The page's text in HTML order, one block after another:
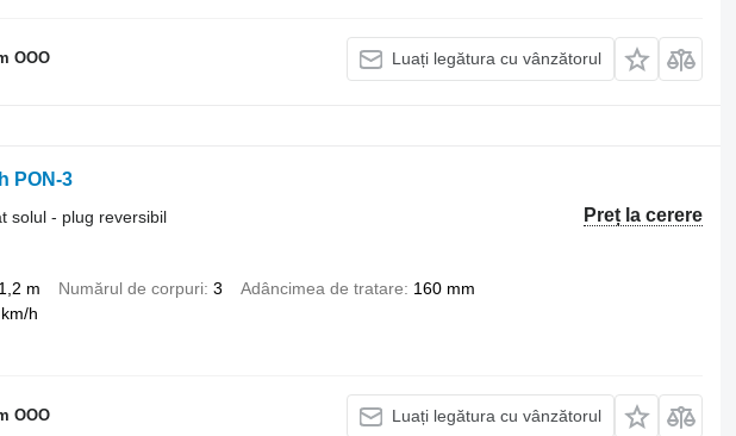
OOO Luați legătura cu vânzătorul
PON-3
Preț la cerere
solul - plug reversibil
1,2 m Numărul de corpuri 3 Adâncimea de tratare
160 mm
h
OOO Luați legătura cu vânzătorul